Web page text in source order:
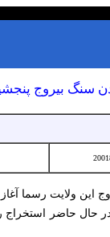
سنگ بیروج
این ولایت رسما
روز (یک‌شنبه، ۲۷ ثور)